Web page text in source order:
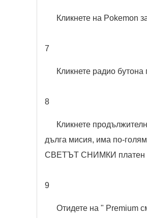
Кликнете на Pokemon
7
Кликнете радио
8
Кликнете
дълга мисия, има по-
СВЕТЪТ СНИМКИ платен
9
Отидете на " Premium